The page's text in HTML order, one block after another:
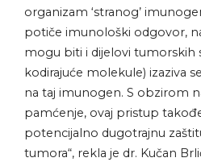
organizam ‘stranog’
potiče imunološki odgovor,
mogu biti i dijelovi tumorskih
kodirajuće molekule) izaziva
na taj imunogen. S obzirom
pamćenje, ovaj pristup
potencijalno dugotrajnu
tumora“, rekla je dr. Kučan